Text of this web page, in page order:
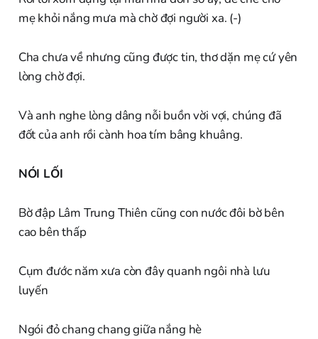
mẹ khỏi nắng mưa mà chờ đợi người xa. (-)
Cha chưa về nhưng cũng được tin, thơ dặn mẹ cứ yên
lòng chờ đợi.
Và anh nghe lòng dâng nỗi buồn vời vợi, chúng đã
đốt của anh rồi cành hoa tím bâng khuâng.
NÓI LỐI
Bờ đập Lâm Trung Thiên cũng con nước đôi bờ bên
cao bên thấp
Cụm đước năm xưa còn đây quanh ngôi nhà lưu
luyến
Ngói đỏ chang chang giữa nắng hè